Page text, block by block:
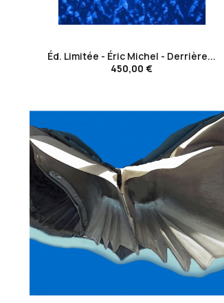
favorite_border
Éd. Limitée - Éric Michel - Derrière...
450,00 €